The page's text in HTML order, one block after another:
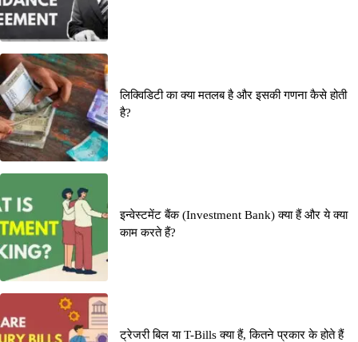
लिक्विडिटी का क्या मतलब है और इसकी गणना कैसे होती
है?
इन्वेस्टमेंट बैंक (Investment Bank) क्या हैं और ये क्या
काम करते हैं?
ट्रेजरी बिल या T-Bills क्या हैं, कितने प्रकार के होते हैं